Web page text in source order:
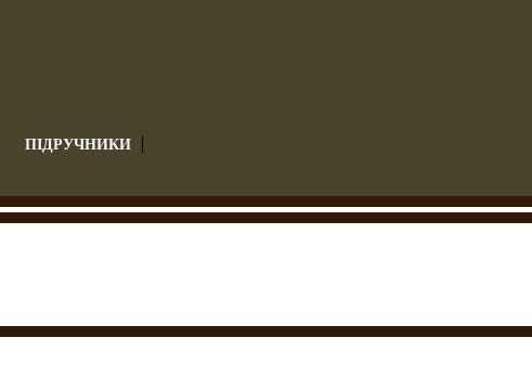
ПІДРУЧНИКИ